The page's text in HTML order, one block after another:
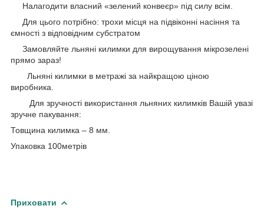
Налагодити власний «зелений конвеєр» під силу всім.
Для цього потрібно: трохи місця на підвіконні насіння та
ємності з відповідним субстратом
Замовляйте льняні килимки для вирощування мікрозелені
прямо зараз!
Льняні килимки в метражі за найкращою ціною
виробника.
Для зручності використання льняних килимків Вашій увазі
зручне пакування:
Товщина килимка – 8 мм.
Упаковка 100метрів
Приховати